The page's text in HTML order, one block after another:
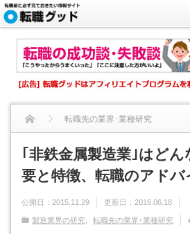
転職先の業界･業種研究
｢非鉄金属製造業｣はどんな仕事なの？概
｢非鉄金属製造業｣はど
要と特徴、転職のアド
公開日： 2015.11.29 更新日： 2016.06.18
製造業界の研究 転職先の業界･業種研究